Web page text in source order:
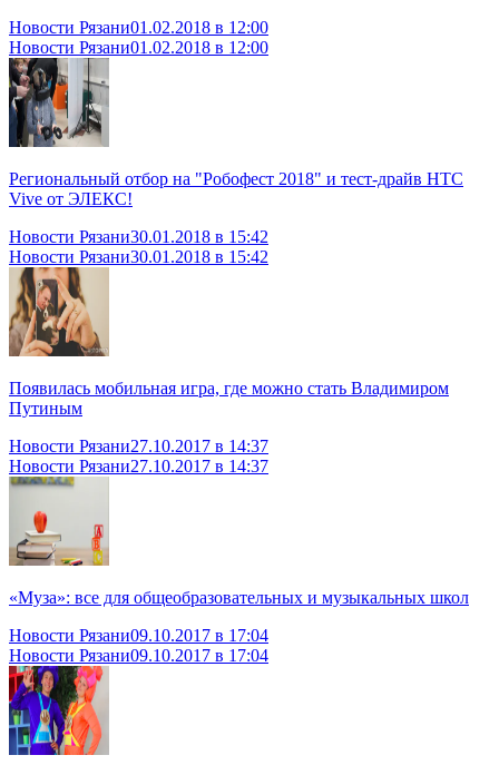
Новости Рязани01.02.2018 в 12:00
Новости Рязани01.02.2018 в 12:00
Региональный отбор на "Робофест 2018" и тест-драйв HTC
Vive от ЭЛЕКС!
Новости Рязани30.01.2018 в 15:42
Новости Рязани30.01.2018 в 15:42
Появилась мобильная игра, где можно стать Владимиром
Путиным
Новости Рязани27.10.2017 в 14:37
Новости Рязани27.10.2017 в 14:37
«Муза»: все для общеобразовательных и музыкальных школ
Новости Рязани09.10.2017 в 17:04
Новости Рязани09.10.2017 в 17:04